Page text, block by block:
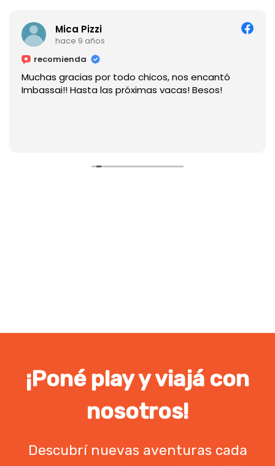
¡Poné play y viajá con
nosotros!
Descubrí nuevas aventuras cada